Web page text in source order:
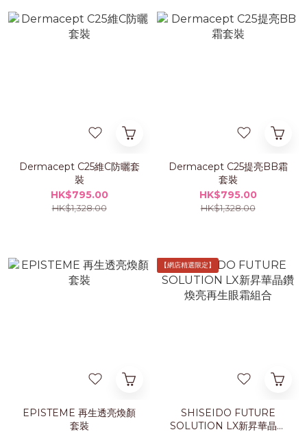
Dermacept C25維C防曬套
裝
HK$795.00
HK$1,328.00
Dermacept C25提亮BB霜
套裝
HK$795.00
HK$1,328.00
EPISTEME 再生透亮煥顏
套裝
【網店精選限定】
SHISEIDO FUTURE
SOLUTION LX新昇華晶鑽